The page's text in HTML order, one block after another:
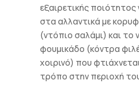
εξαιρετικής ποιότητος
στα αλλαντικά με
(ντόπιο σαλάμι) και το
φουμικάδο (κόντρα
χοιρινό) που
τρόπο στην περιοχή